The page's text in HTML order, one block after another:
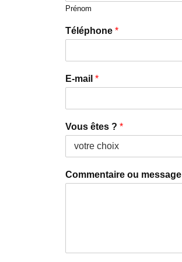
Prénom
Téléphone *
E-mail *
Vous êtes ? *
Commentaire ou message